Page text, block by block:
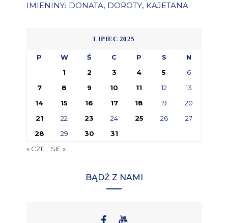
IMIENINY: DONATA, DOROTY, KAJETANA
LIPIEC 2025
P W Ś C P S
N
1
2 3 4 5
6
7
8 9 10 11 12
13
14
15 16 17 18 19
20
21
22 23 24 25 26
27
28
29 30
31
« CZE
SIE »
BĄDŹ Z NAMI